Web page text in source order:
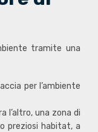
tramite una
per l’ambiente
l’altro, una zona di
preziosi habitat, a